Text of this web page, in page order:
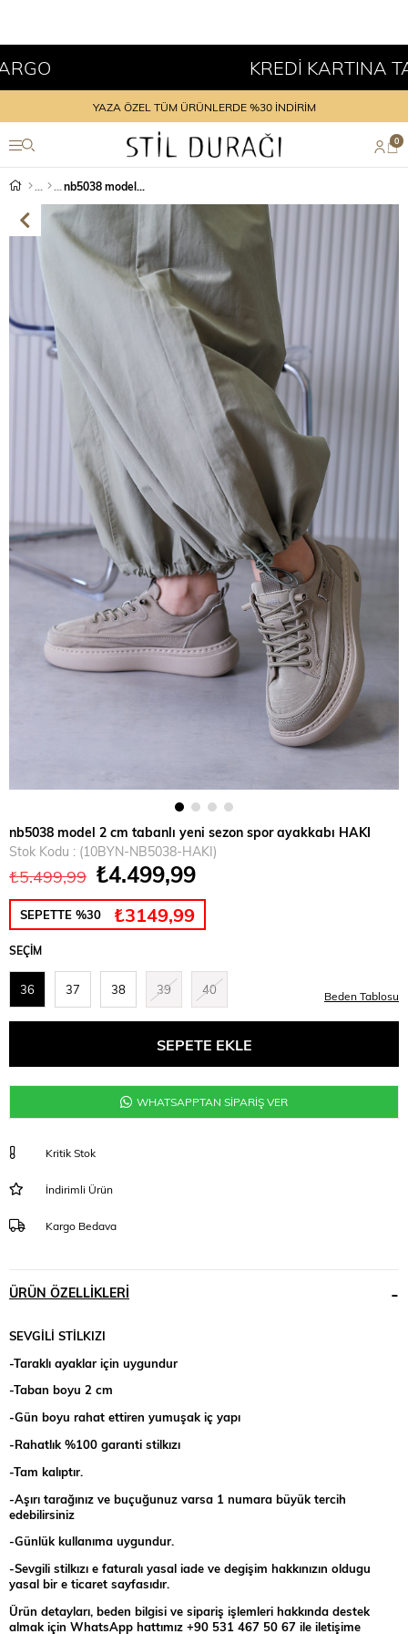
KREDİ KARTINA
YAZA ÖZEL TÜM ÜRÜNLERDE %30 İNDİRİM
0
nb5038 model 2 cm tabanlı yeni sezon spor ayakkabı HAKI
nb5038 model 2 cm tabanlı yeni sezon spor ayakkabı HAKI
Stok Kodu
(10BYN-NB5038-HAKI)
₺5.499,99 ₺4.499,99
SEPETTE %30 ₺3149,99
SEÇIM
36 37 38 39 40 Beden Tablosu
WHATSAPPTAN SİPARİŞ VER
Kritik Stok
İndirimli Ürün
Kargo Bedava
ÜRÜN ÖZELLIKLERI
SEVGİLİ STİLKIZI
-Taraklı ayaklar için uygundur
-Taban boyu 2 cm
-Gün boyu rahat ettiren yumuşak iç yapı
-Rahatlık %100 garanti stilkızı
-Tam kalıptır.
-Aşırı tarağınız ve buçuğunuz varsa 1 numara büyük tercih
edebilirsiniz
-Günlük kullanıma uygundur.
-Sevgili stilkızı e faturalı yasal iade ve degişim hakkınızın oldugu
yasal bir e ticaret sayfasıdır.
Ürün detayları, beden bilgisi ve sipariş işlemleri hakkında destek
almak için WhatsApp hattımız +90 531 467 50 67 ile iletişime